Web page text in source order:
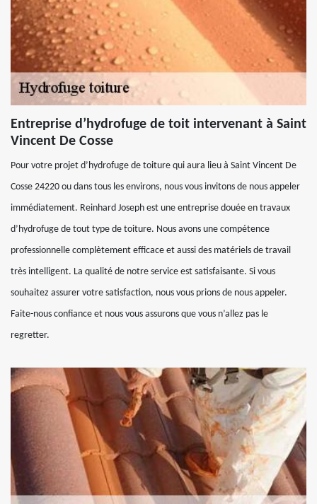
Entreprise d’hydrofuge de toit intervenant à Saint
Vincent De Cosse
Pour votre projet d’hydrofuge de toiture qui aura lieu à Saint Vincent De
Cosse 24220 ou dans tous les environs, nous vous invitons de nous appeler
immédiatement. Reinhard Joseph est une entreprise douée en travaux
d’hydrofuge de tout type de toiture. Nous avons une compétence
professionnelle complètement efficace et aussi des matériels de travail
très intelligent. La qualité de notre service est satisfaisante. Si vous
souhaitez assurer votre satisfaction, nous vous prions de nous appeler.
Faite-nous confiance et nous vous assurons que vous n’allez pas le
regretter.